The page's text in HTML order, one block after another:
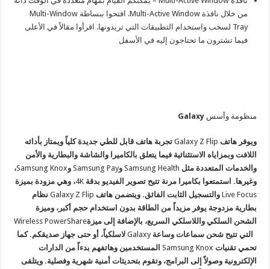
من خلال نافذة Multi-Active Window. افتحوا ببساطة Multi-Window
Trayلسحب واستخدام التطبيقات التي تريدونها. اقرأوا مقالاً في الأعلى
فيما تشترون ما تحتاجون إليه في الأسفل
منظومة وأسس Galaxy
ويوفر هاتف Galaxy Z Flipتجربة هاتف قابل للطي جديدة كلياً ويمتاز بأدائه
اللافت وبمزاياه الاستثنائية فيما يتعلق بالكاميرا والشاشة والبطارية والأمن
والخدمات المتعددة مثل Samsung HealthوSamsung PayوSamsung Knox،
وغيرها. استمتعوا بكاميرا مرنة تتيح تصوير الفيديو بدقة 4K، وهي مزودة بميزة
Live Focusوالتسجيل الثابت الفائق. ويتضمن هاتف Galaxy Z Flipنظام
بطارية مزدوجة يوفر مزيداً من الطاقة بدون استخدام حجم أكبر، وميزة
الشحن السلكي واللاسلكي السريع، بالإضافة إلى ميزةWireless PowerShare
التي تتيح شحن سماعات وساعة Galaxyلاسلكياً، أو حتى جهاز صديقكم. كما
تحمي تقنيات Samsung Knoxالمستخدمين وهاتفهم بدءاً من الدارات
الإلكترونية وصولاً إلى البرامج، وتقوم بتحديثات أمنية شهرية وفصلية. ويتلقى